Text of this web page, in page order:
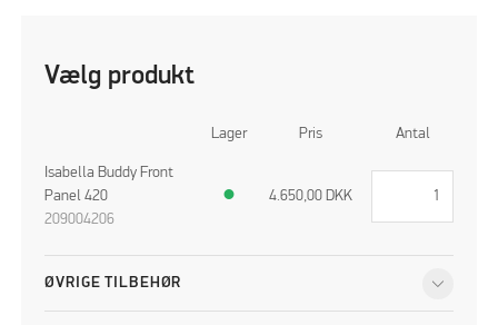
Vælg produkt
Lager Pris Antal
Isabella Buddy Front
Panel 420
209004206
● 4.650,00 DKK
ØVRIGE TILBEHØR